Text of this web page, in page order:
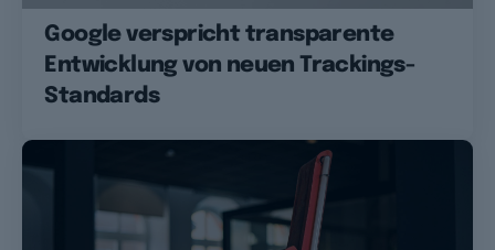
Google verspricht transparente
Entwicklung von neuen Trackings-
Standards